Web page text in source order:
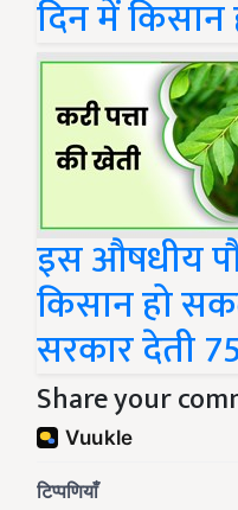
दिन में किसान
इस औषधीय
किसान हो
सरकार देती
Share your